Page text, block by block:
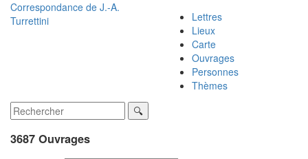
Correspondance de J.-A.
Turrettini
Lettres
Lieux
Carte
Ouvrages
Personnes
Thèmes
3687 Ouvrages